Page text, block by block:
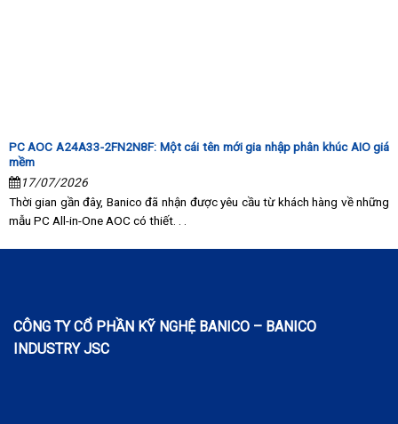
PC AOC A24A33-2FN2N8F: Một cái tên mới gia nhập phân khúc AIO giá
mềm
17/07/2026
Thời gian gần đây, Banico đã nhận được yêu cầu từ khách hàng về những
mẫu PC All-in-One AOC có thiết. . .
CÔNG TY CỔ PHẦN KỸ NGHỆ BANICO – BANICO
INDUSTRY JSC